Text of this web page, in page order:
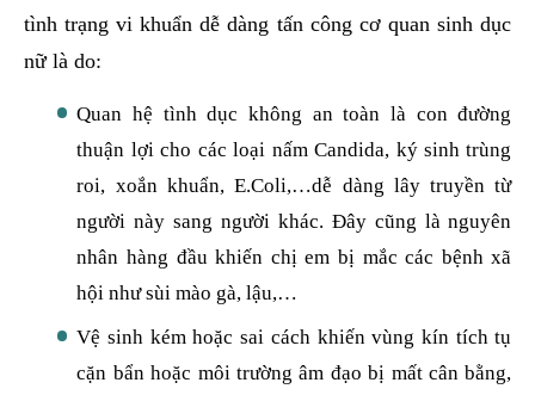
tình trạng vi khuẩn dễ dàng tấn công cơ quan sinh dục
nữ là do:
Quan hệ tình dục không an toàn là con đường
thuận lợi cho các loại nấm Candida, ký sinh trùng
roi, xoắn khuẩn, E.Coli,…dễ dàng lây truyền từ
người này sang người khác. Đây cũng là nguyên
nhân hàng đầu khiến chị em bị mắc các bệnh xã
hội như sùi mào gà, lậu,…
Vệ sinh kém hoặc sai cách khiến vùng kín tích tụ
cặn bẩn hoặc môi trường âm đạo bị mất cân bằng,